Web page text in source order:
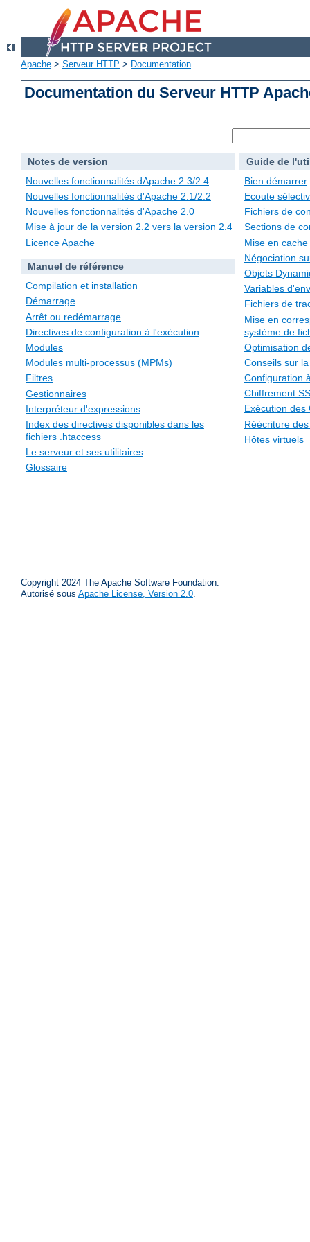
Apache > Serveur HTTP > Documentation
Documentation du Serveur HTTP
Notes de version
Nouvelles fonctionnalités dApache 2.3/2.4
Nouvelles fonctionnalités d'Apache 2.1/2.2
Nouvelles fonctionnalités d'Apache 2.0
Mise à jour de la version 2.2 vers la version 2.4
Licence Apache
Manuel de référence
Compilation et installation
Démarrage
Arrêt ou redémarrage
Directives de configuration à l'exécution
Modules
Modules multi-processus (MPMs)
Filtres
Gestionnaires
Interpréteur d'expressions
Index des directives disponibles dans les
fichiers .htaccess
Le serveur et ses utilitaires
Glossaire
Guide de
Bien démarrer
Ecoute
Fichiers de
Sections de
Mise en
Négociation
Objets
Variables
Fichiers de
Mise en
système de
Optimisation
Conseils sur
Configuration
Chiffrement
Exécution des
Réécriture
Hôtes virtuels
Copyright 2024 The Apache Software Foundation.
Autorisé sous Apache License, Version 2.0